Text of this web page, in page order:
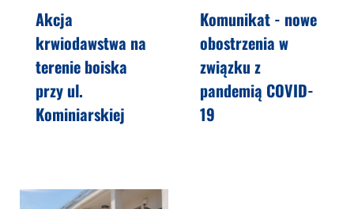
Akcja
krwiodawstwa na
terenie boiska
przy ul.
Kominiarskiej
Komunikat - nowe
obostrzenia w
związku z
pandemią COVID-
19